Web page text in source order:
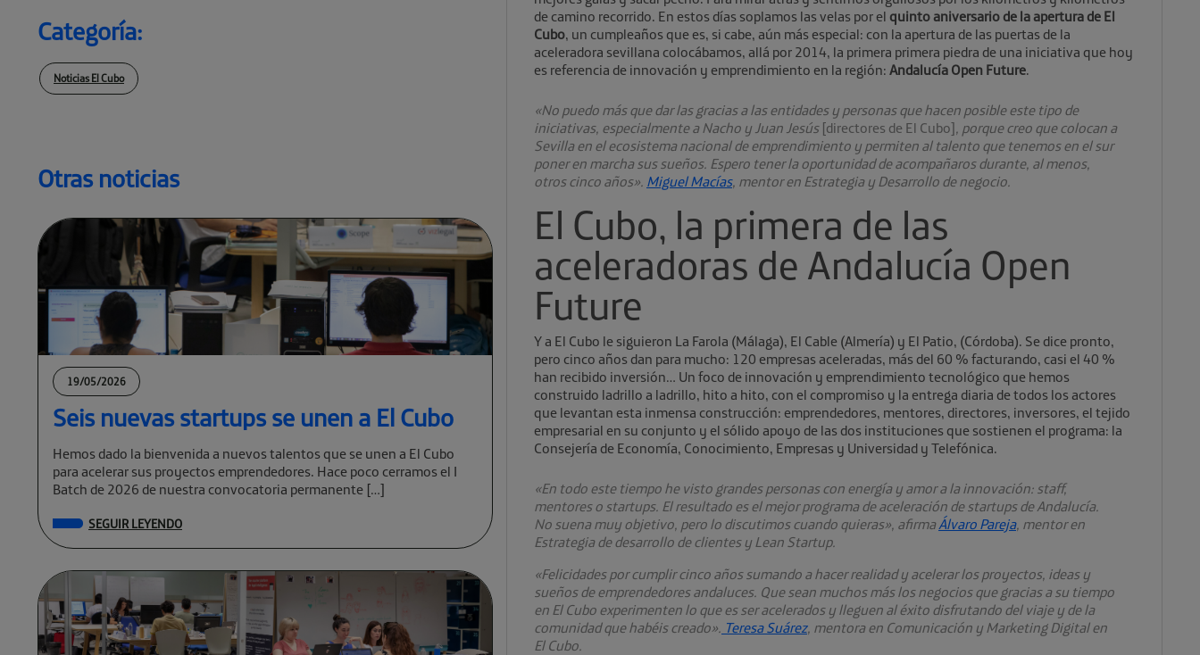
Categoría:
Noticias El Cubo
Otras noticias
19/05/2026
Seis nuevas startups se unen a El Cubo
Hemos dado la bienvenida a nuevos talentos que se unen a El Cubo
para acelerar sus proyectos emprendedores. Hace poco cerramos el I
Batch de 2026 de nuestra convocatoria permanente […]
SEGUIR LEYENDO
de camino recorrido. En estos días soplamos las velas por el quinto aniversario de la apertura de El
Cubo, un cumpleaños que es, si cabe, aún más especial: con la apertura de las puertas de la
aceleradora sevillana colocábamos, allá por 2014, la primera primera piedra de una iniciativa que hoy
es referencia de innovación y emprendimiento en la región: Andalucía Open Future.
«No puedo más que dar las gracias a las entidades y personas que hacen posible este tipo de
iniciativas, especialmente a Nacho y Juan Jesús [directores de El Cubo], porque creo que colocan a
Sevilla en el ecosistema nacional de emprendimiento y permiten al talento que tenemos en el sur
poner en marcha sus sueños. Espero tener la oportunidad de acompañaros durante, al menos,
otros cinco años». Miguel Macías, mentor en Estrategia y Desarrollo de negocio.
El Cubo, la primera de las
aceleradoras de Andalucía Open
Future
Y a El Cubo le siguieron La Farola (Málaga), El Cable (Almería) y El Patio, (Córdoba). Se dice pronto,
pero cinco años dan para mucho: 120 empresas aceleradas, más del 60 % facturando, casi el 40 %
han recibido inversión… Un foco de innovación y emprendimiento tecnológico que hemos
construido ladrillo a ladrillo, hito a hito, con el compromiso y la entrega diaria de todos los actores
que levantan esta inmensa construcción: emprendedores, mentores, directores, inversores, el tejido
empresarial en su conjunto y el sólido apoyo de las dos instituciones que sostienen el programa: la
Consejería de Economía, Conocimiento, Empresas y Universidad y Telefónica.
«En todo este tiempo he visto grandes personas con energía y amor a la innovación: staff,
mentores o startups. El resultado es el mejor programa de aceleración de startups de Andalucía.
No suena muy objetivo, pero lo discutimos cuando quieras», afirmaÁlvaro Pareja, mentor en
Estrategia de desarrollo de clientes y Lean Startup.
«Felicidades por cumplir cinco años sumando a hacer realidad y acelerar los proyectos, ideas y
sueños de emprendedores andaluces. Que sean muchos más los negocios que gracias a su tiempo
en El Cubo experimenten lo que es ser acelerados y lleguen al éxito disfrutando del viaje y de la
comunidad que habéis creado». Teresa Suárez, mentora en Comunicación y Marketing Digital en
El Cubo.